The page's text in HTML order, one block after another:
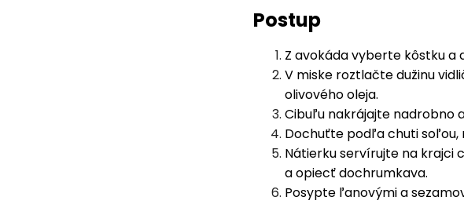
Postup
Z avokáda vyberte kôstku a
V miske roztlačte dužinu
olivového oleja.
Cibuľu nakrájajte nadrobno
Dochuťte podľa chuti soľou,
Nátierku servírujte na krajci
a opiecť dochrumkava.
Posypte ľanovými a